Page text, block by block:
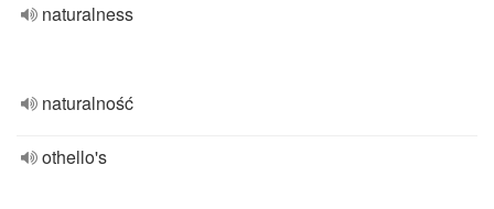
naturalness
naturalność
othello's